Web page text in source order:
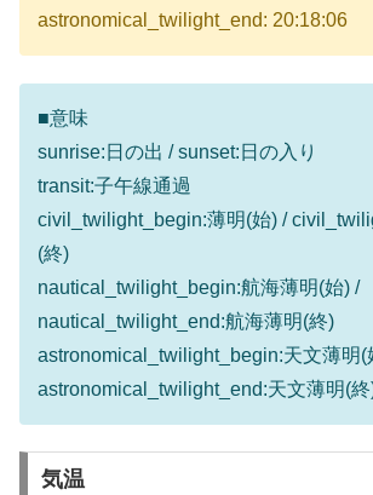
astronomical_twilight_end: 20:18:06
■意味
sunrise:日の出 / sunset:日の入り
transit:子午線通過
civil_twilight_begin:薄明(始) /
(終)
nautical_twilight_begin:航海薄明(始) /
nautical_twilight_end:航海薄明(終)
astronomical_twilight_begin:天文薄明(
astronomical_twilight_end:天文薄明(
気温